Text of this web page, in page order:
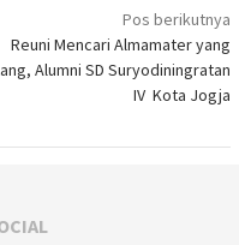
Pos berikutnya
Reuni Mencari Almamater yang
Alumni SD Suryodiningratan
IV Kota Jogja